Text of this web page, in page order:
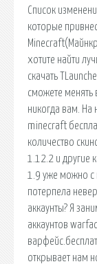
Список
которые
хотите найти
скачать
сможете менять
никогда вам. На
minecraft
количество
1.12.2 и другие
1.9 уже можно с
потерпела
аккаунты? Я
аккаунтов
открывает нам